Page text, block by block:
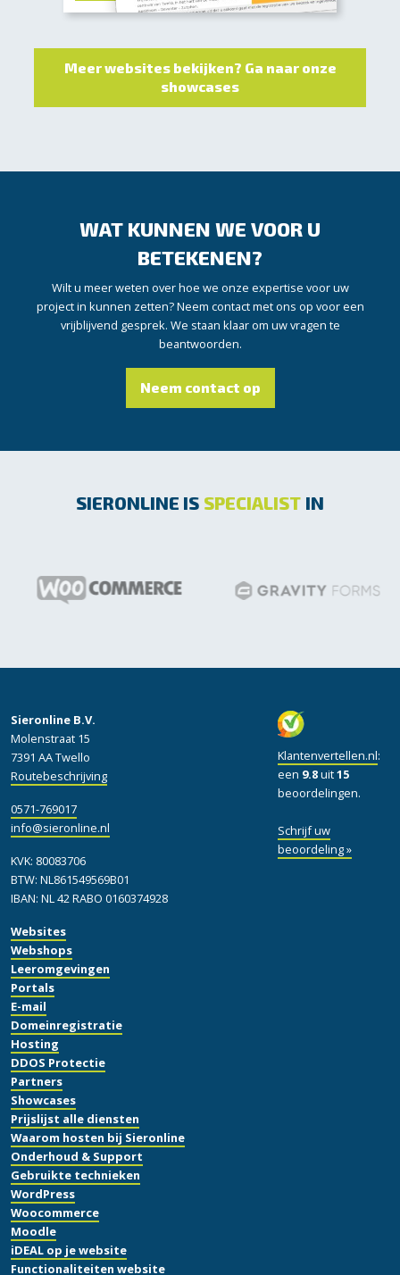
Meer websites bekijken? Ga naar onze
showcases
WAT KUNNEN WE VOOR U
BETEKENEN?
Wilt u meer weten over hoe we onze expertise voor uw
project in kunnen zetten? Neem contact met ons op voor een
vrijblijvend gesprek. We staan klaar om uw vragen te
beantwoorden.
Neem contact op
SIERONLINE IS SPECIALIST IN
Websites
Webshops
Leeromgevingen
Portals
E-mail
Domeinregistratie
Hosting
DDOS Protectie
Partners
Showcases
Prijslijst alle diensten
Waarom hosten bij Sieronline
Onderhoud & Support
Gebruikte technieken
WordPress
Woocommerce
Moodle
iDEAL op je website
Functionaliteiten website
Klantenvertellen.nl:
een 9.8uit15
beoordelingen.
Schrijf uw
beoordeling »
Sieronline B.V.
Molenstraat 15
7391 AA Twello
Routebeschrijving
0571-769017
info@sieronline.nl
KVK: 80083706
BTW: NL861549569B01
IBAN: NL 42 RABO 0160374928